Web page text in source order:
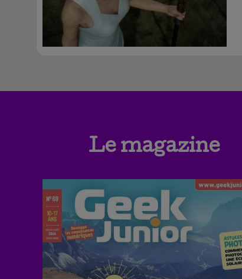
Le magazine